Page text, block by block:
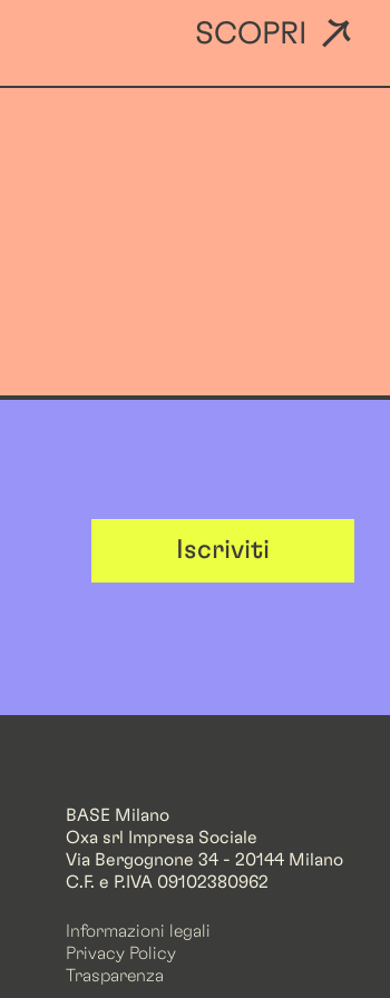
SCOPRI
Iscriviti
BASE Milano
Oxa srl Impresa Sociale
Via Bergognone 34 - 20144 Milano
C.F. e P.IVA 09102380962
Informazioni legali
Privacy Policy
Trasparenza